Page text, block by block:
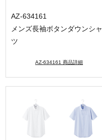
AZ-634161
メンズ長袖ボタンダウンシャ
ツ
AZ-634161 商品詳細